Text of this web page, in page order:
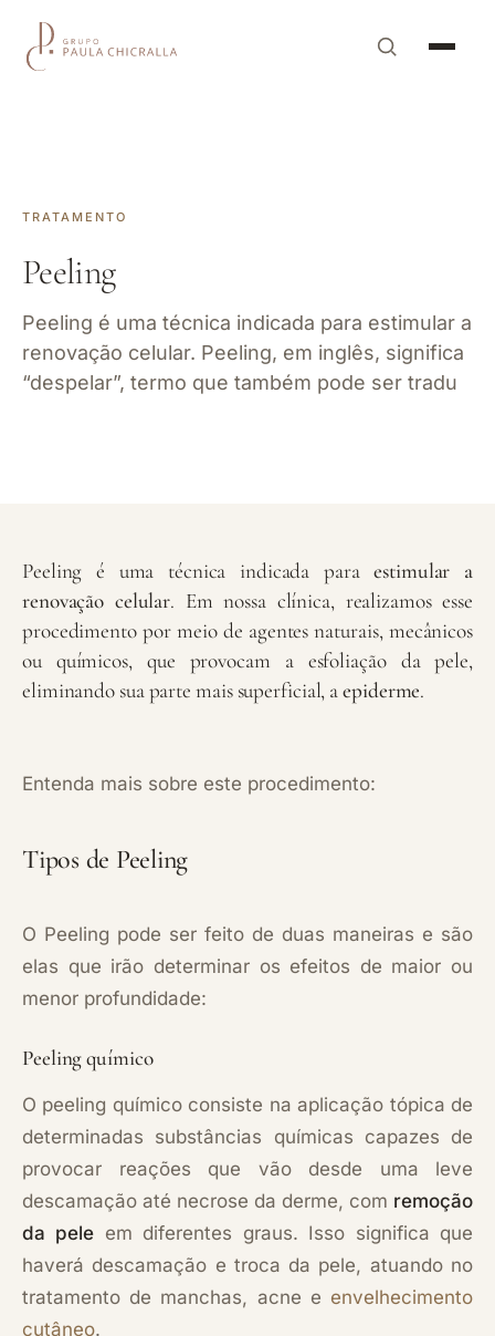
TRATAMENTO
Peeling
Peeling é uma técnica indicada para estimular a
renovação celular. Peeling, em inglês, significa
“despelar”, termo que também pode ser tradu
Peeling é uma técnica indicada paraestimular a
renovação celular. Em nossa clínica, realizamos esse
procedimento por meio de agentes naturais, mecânicos
ou químicos, que provocam a esfoliação da pele,
eliminando sua parte mais superficial, aepiderme.
Entenda mais sobre este procedimento:
Tipos de Peeling
O Peeling pode ser feito de duas maneiras e são
elas que irão determinar os efeitos de maior ou
menor profundidade:
Peeling químico
O peeling químico consiste na aplicação tópica de
determinadas substâncias químicas capazes de
provocar reações que vão desde uma leve
descamação até necrose da derme, com remoção
da pele em diferentes graus. Isso significa que
haverá descamação e troca da pele, atuando no
tratamento de manchas, acne e envelhecimento
cutâneo.